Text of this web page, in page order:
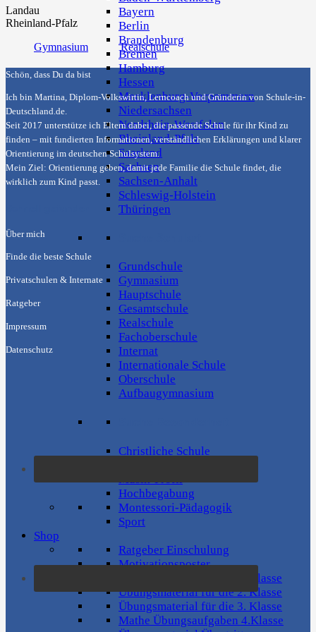
Bayern
Berlin
Brandenburg
Bremen
Hamburg
Hessen
Mecklenburg-Vorpommern
Niedersachsen
Nordrhein-Westfalen
Rheinland-Pfalz
Saarland
Sachsen
Sachsen-Anhalt
Schleswig-Holstein
Thüringen
Grundschule
Gymnasium
Hauptschule
Gesamtschule
Realschule
Fachoberschule
Internat
Internationale Schule
Oberschule
Aufbaugymnasium
Christliche Schule
Hochbegabung
Montessori-Pädagogik
Sport
Shop
Ratgeber Einschulung
Motivationsposter
Übungsmaterial für die 1. Klasse
Übungsmaterial für die 2. Klasse
Übungsmaterial für die 3. Klasse
Mathe Übungsaufgaben 4.Klasse
Landau
Rheinland-Pfalz
Gymnasium
Realschule
Schön, dass Du da bist
Ich bin Martina, Diplom-Volkswirtin, Lerncoach und Gründerin von Schule-in-
Deutschland.de.
Seit 2017 unterstütze ich Eltern dabei, die passende Schule für ihr Kind zu
finden – mit fundierten Informationen, verständlichen Erklärungen und klarer
Orientierung im deutschen Schulsystem.
Mein Ziel: Orientierung geben, damit jede Familie die Schule findet, die
wirklich zum Kind passt.
Über mich
Finde die beste Schule
Privatschulen & Internate
Ratgeber
Impressum
Datenschutz